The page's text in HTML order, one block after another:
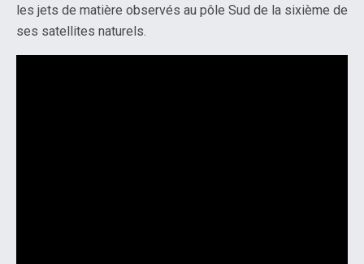
les jets de matière observés au pôle Sud de la sixième de
ses satellites naturels.